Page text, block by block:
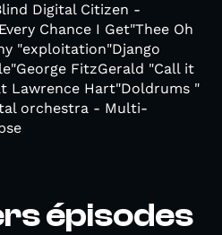
Digital Citizen -
Chance I Get"Thee Oh
"exploitation"Django
FitzGerald "Call it
Lawrence Hart"Doldrums "
orchestra - Multi-
épisodes